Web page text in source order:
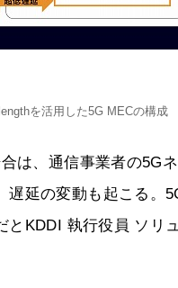
を活用した5G MECの構成
は、通信事業者の5G
延の変動も起こる。
KDDI 執行役員 ソリ